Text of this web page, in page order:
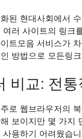
된 현대사회에서
러 사이트의 링크
트모음 서비스가
방법으로 모든링
비교: 전
로 웹브라우저의
보이지만 몇 가지
용하기 어려웠습